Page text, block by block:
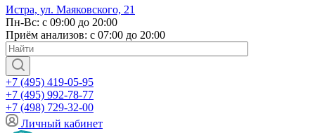
Истра, ул. Маяковского, 21
Пн-Вс: с 09:00 до 20:00
Приём анализов: с 07:00 до 20:00
+7 (495) 419-05-95
+7 (495) 992-78-77
+7 (498) 729-32-00
Личный кабинет